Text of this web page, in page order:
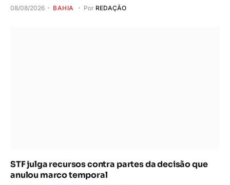
08/08/2026 BAHIA Por REDAÇÃO
STF julga recursos contra partes da decisão que
anulou marco temporal